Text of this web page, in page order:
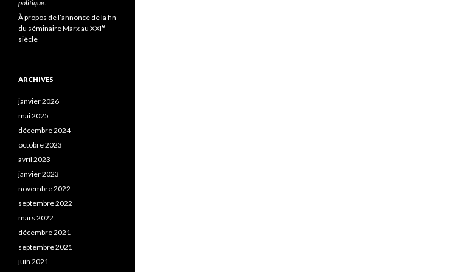
politique.
À propos de l’annonce de la fin
du séminaire Marx au XXIe
siècle
ARCHIVES
janvier 2026
mai 2025
décembre 2024
octobre 2023
avril 2023
janvier 2023
novembre 2022
septembre 2022
mars 2022
décembre 2021
septembre 2021
juin 2021